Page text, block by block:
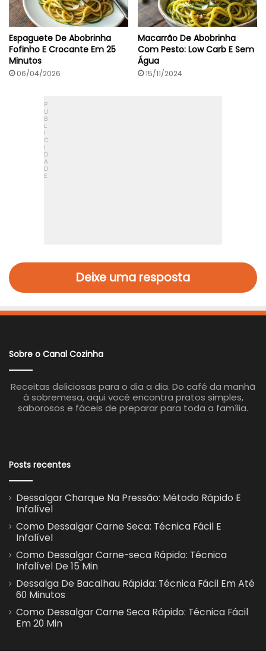
Espaguete De Abobrinha
Fofinho E Crocante Em 25
Minutos
06/04/2026
Macarrão De Abobrinha
Com Pesto: Low Carb E Sem
Água
15/11/2024
Deixe uma resposta
Sobre o Canal Cozinha
Receitas deliciosas para o dia a dia. Do café da manhã
à sobremesa, aqui você encontra pratos simples,
saborosos e fáceis de preparar para toda a família.
Posts recentes
Dessalgar Charque Na Pressão: Método Rápido E
Infalível
Como Dessalgar Carne Seca: Técnica Fácil E
Infalível
Como Dessalgar Carne-seca Rápido: Técnica
Infalível De 15 Min
Dessalga De Bacalhau Rápida: Técnica Fácil Em Até
60 Minutos
Como Dessalgar Carne Seca Rápido: Técnica Fácil
Em 20 Min